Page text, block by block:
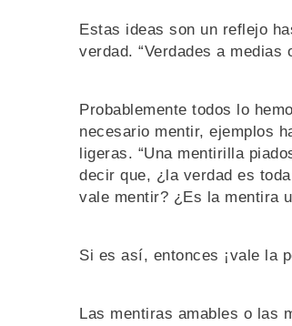
Estas ideas son un reflejo
verdad. “Verdades a medias
Probablemente todos lo
necesario mentir, ejemplos
ligeras. “Una mentirilla
decir que, ¿la verdad es
vale mentir? ¿Es la mentira
Si es así, entonces ¡vale la
Las mentiras amables o las